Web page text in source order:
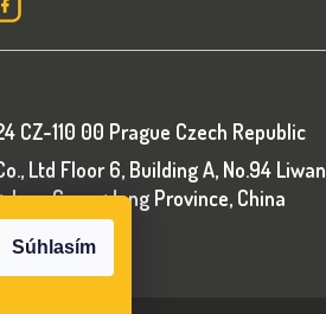
Súhlasím
CZ-110 00 Prague Czech Republic
Ltd Floor 6, Building A, No.94 Liwan
Guangdong Province, China